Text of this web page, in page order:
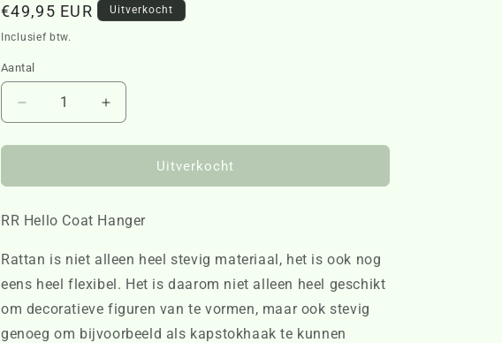
Normale
prijs
€49,95 EUR Uitverkocht
Inclusief btw.
Aantal
Aantal
verlagen
voor
Hello
Hanger
Aantal
verhogen
voor
Hello
Hanger
Uitverkocht
RR Hello Coat Hanger
Rattan is niet alleen heel stevig materiaal, het is ook nog
eens heel flexibel. Het is daarom niet alleen heel geschikt
om decoratieve figuren van te vormen, maar ook stevig
genoeg om bijvoorbeeld als kapstokhaak te kunnen